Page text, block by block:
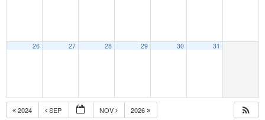
26 27 28 29 30 31
2024 SEP NOV 2026